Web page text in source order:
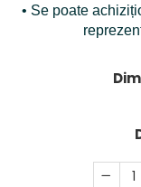
• Se poate